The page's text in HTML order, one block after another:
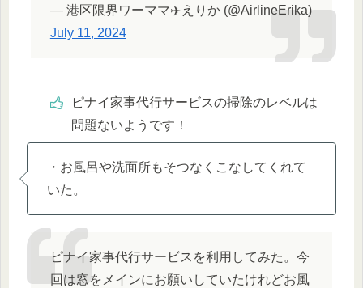
— 港区限界ワーママ✈️えりか (@AirlineErika)
July 11, 2024
ピナイ家事代行サービスの掃除のレベルは
問題ないようです！
・お風呂や洗面所もそつなくこなしてくれて
いた。
ピナイ家事代行サービスを利用してみた。今
回は窓をメインにお願いしていたけれどお風